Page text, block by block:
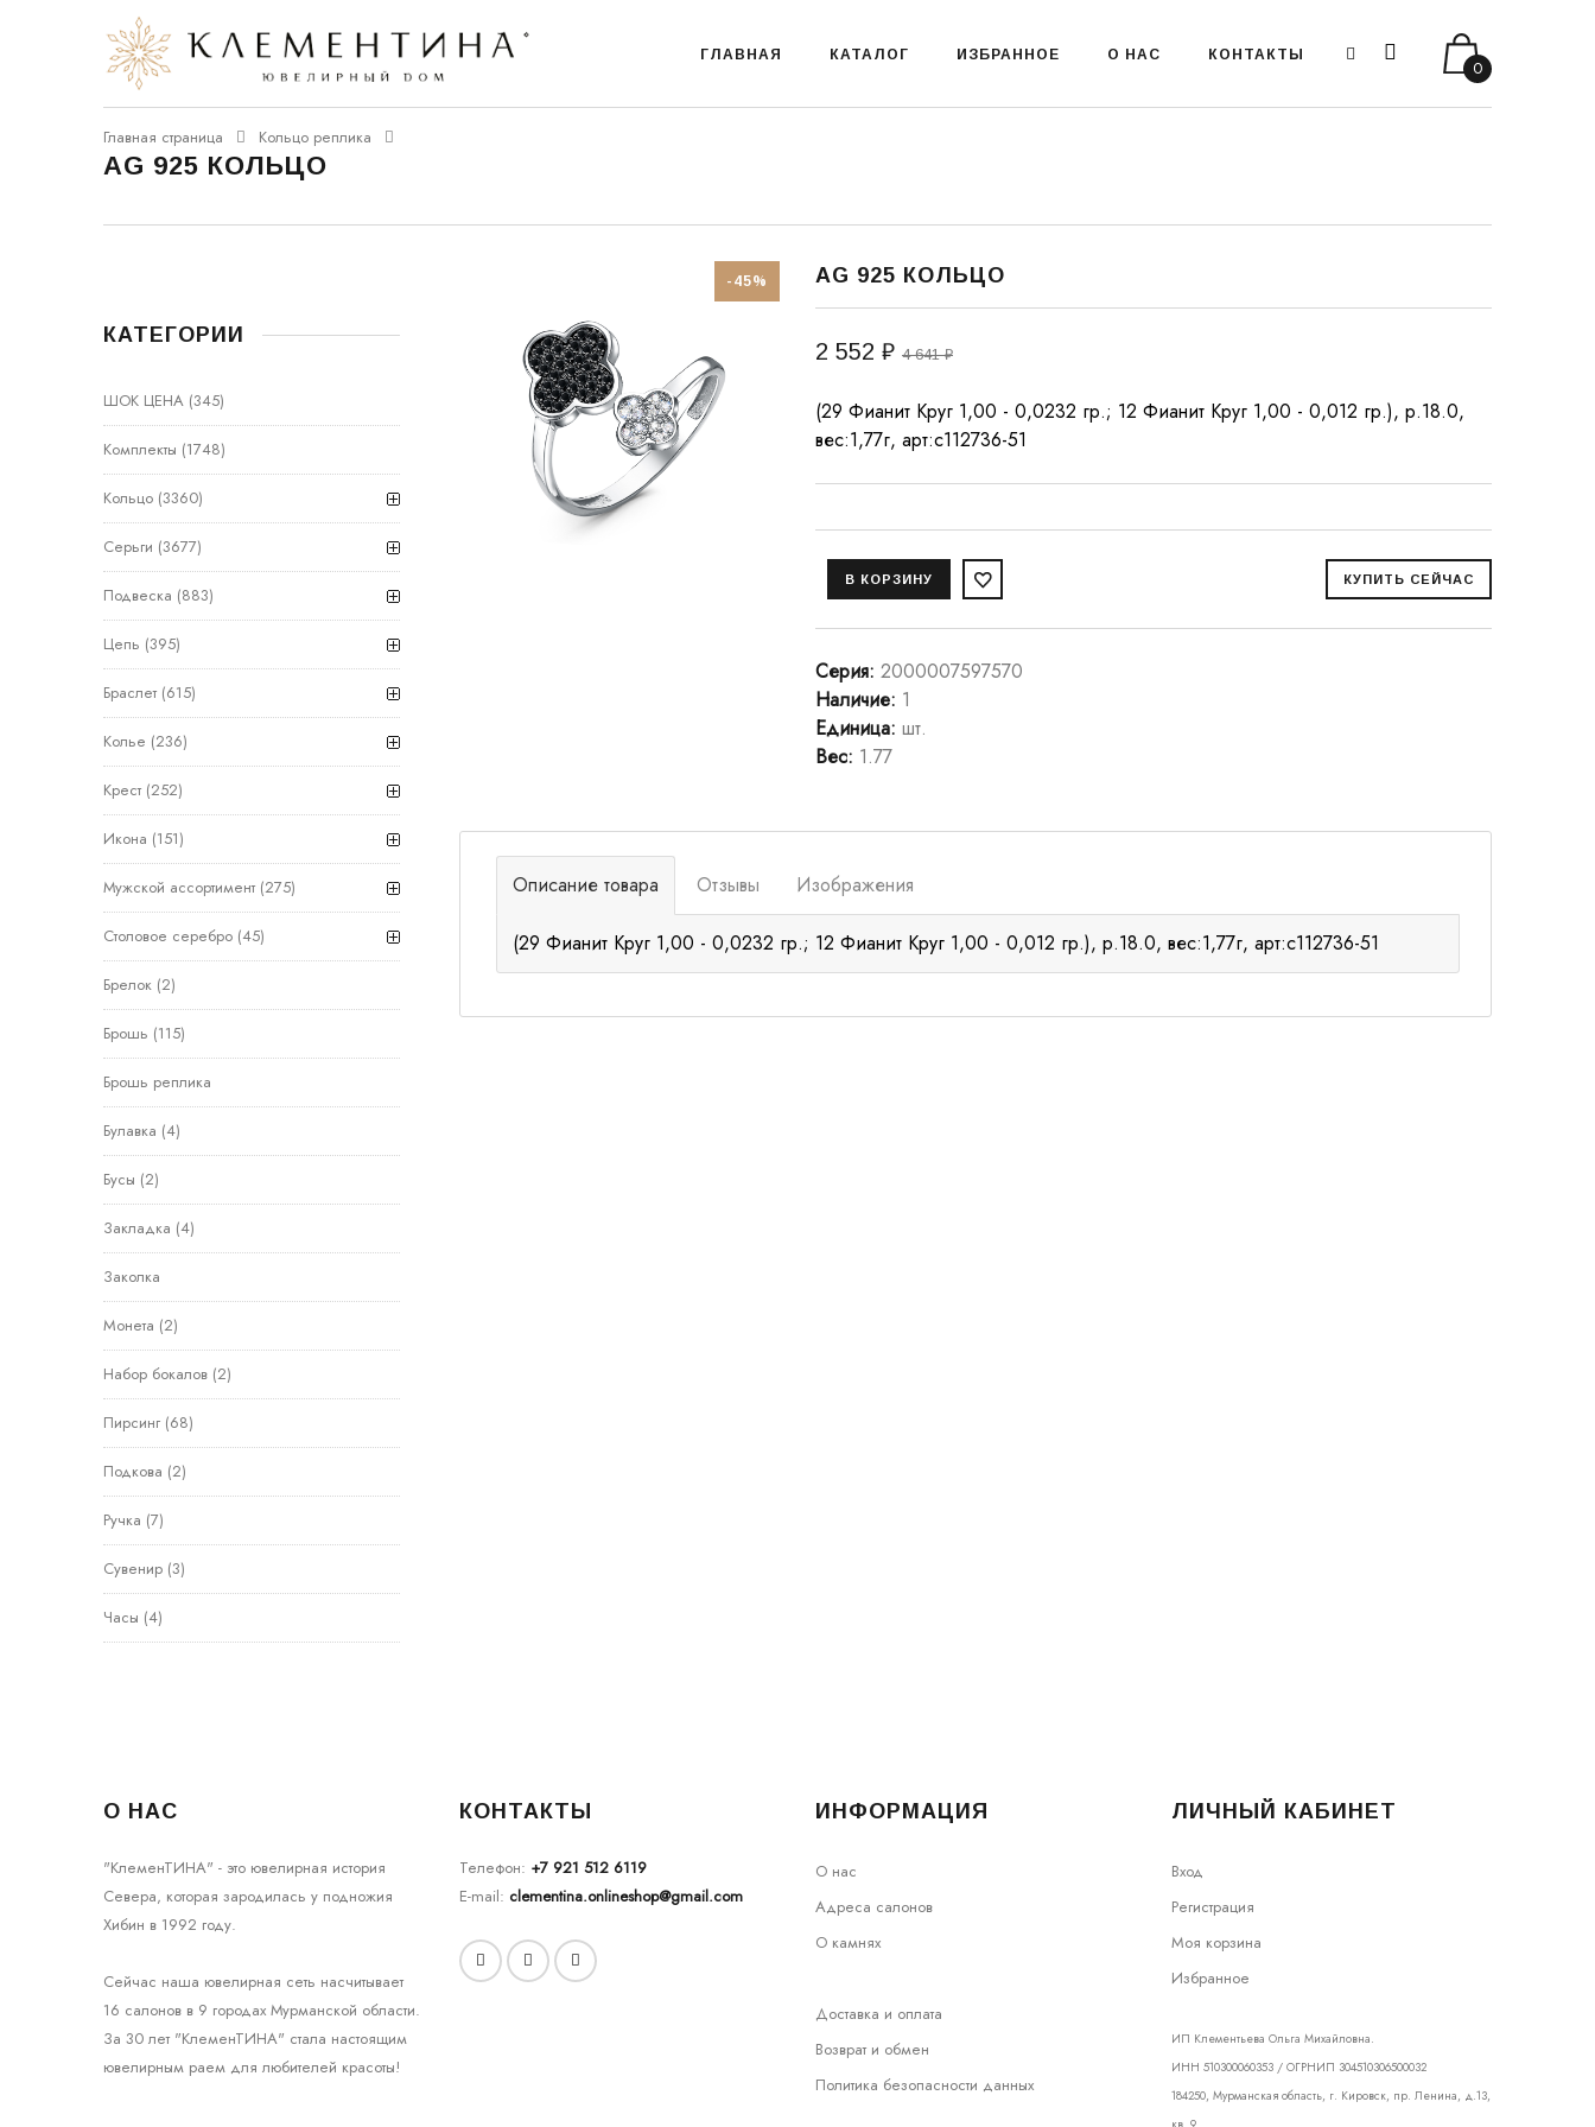
0
ГЛАВНАЯ КАТАЛОГ ИЗБРАННОЕ О НАС КОНТАКТЫ
Главная страница Кольцо реплика
AG 925 КОЛЬЦО
-45% AG 925 КОЛЬЦО
2 552 ₽ 4 641 ₽
(29 Фианит Круг 1,00 - 0,0232 гр.; 12 Фианит Круг 1,00 - 0,012 гр.), р.18.0,
вес:1,77г, арт:с112736-51
Серия: 2000007597570
Наличие: 1
Единица: шт.
Вес: 1.77
Описание товара
(29 Фианит Круг 1,00 - 0,0232 гр.; 12 Фианит Круг 1,00 - 0,012 гр.), р.18.0, вес:1,77г, арт:с112736-51
Отзывы Изображения
КАТЕГОРИИ
ШОК ЦЕНА (345)
Комплекты (1748)
Кольцо (3360)
Серьги (3677)
Подвеска (883)
Цепь (395)
Браслет (615)
Колье (236)
Крест (252)
Икона (151)
Мужской ассортимент (275)
Столовое серебро (45)
Брелок (2)
Брошь (115)
Брошь реплика
Булавка (4)
Бусы (2)
Закладка (4)
Заколка
Монета (2)
Набор бокалов (2)
Пирсинг (68)
Подкова (2)
Ручка (7)
Сувенир (3)
Часы (4)
О НАС
"КлеменТИНА" - это ювелирная история
Севера, которая зародилась у подножия
Хибин в 1992 году.
Сейчас наша ювелирная сеть насчитывает
16 салонов в 9 городах Мурманской области.
За 30 лет "КлеменТИНА" стала настоящим
ювелирным раем для любителей красоты!
КОНТАКТЫ
Телефон: +7 921 512 6119
E-mail: clementina.onlineshop@gmail.com
ИНФОРМАЦИЯ
О нас
Адреса салонов
О камнях
Доставка и оплата
Возврат и обмен
Политика безопасности данных
ЛИЧНЫЙ КАБИНЕТ
Вход
Регистрация
Моя корзина
Избранное
ИП Клементьева Ольга Михайловна.
ИНН 510300060353 / ОГРНИП 304510306500032
184250, Мурманская область, г. Кировск, пр. Ленина, д.13,